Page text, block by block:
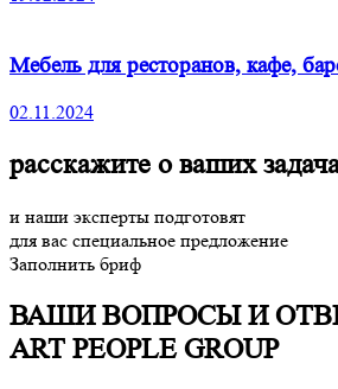
Мебель для ресторанов, кафе,
02.11.2024
расскажите о ваших
и наши эксперты подготовят
для вас специальное предложение
Заполнить бриф
ВАШИ ВОПРОСЫ И
ART PEOPLE GROUP